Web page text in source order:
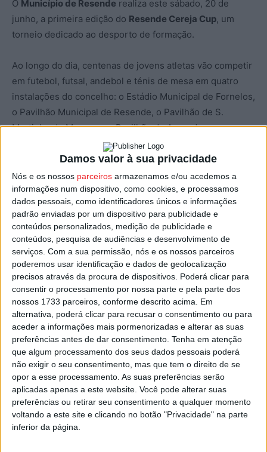
Damos valor à sua privacidade
Nós e os nossos parceiros armazenamos e/ou acedemos a
informações num dispositivo, como cookies, e processamos
dados pessoais, como identificadores únicos e informações
padrão enviadas por um dispositivo para publicidade e
conteúdos personalizados, medição de publicidade e
conteúdos, pesquisa de audiências e desenvolvimento de
serviços. Com a sua permissão, nós e os nossos parceiros
poderemos usar identificação e dados de geolocalização
precisos através da procura de dispositivos. Poderá clicar para
consentir o processamento por nossa parte e pela parte dos
nossos 1733 parceiros, conforme descrito acima. Em
alternativa, poderá clicar para recusar o consentimento ou para
aceder a informações mais pormenorizadas e alterar as suas
preferências antes de dar consentimento. Tenha em atenção
que algum processamento dos seus dados pessoais poderá
não exigir o seu consentimento, mas que tem o direito de se
opor a esse processamento. As suas preferências serão
aplicadas apenas a este website. Você pode alterar suas
preferências ou retirar seu consentimento a qualquer momento
voltando a este site e clicando no botão "Privacidade" na parte
inferior da página.
O Município de Resende realiza este sábado, 20 de
junho, a primeira edição do Resende Cereja Cup, um
torneio dedicado ao desporto de formação.
Ao longo do dia, centenas de jovens atletas vão competir
em futebol, futsal, andebol e ténis de mesa em quatro
instalações do concelho: o Estádio Municipal de Fornelos,
o Pavilhão Municipal de Resende, o Pavilhão de S.
Martinho de Mouros e o Pavilhão de Anreade.
A iniciativa conta com a parceria do Grupo Desportivo de
Resende, do CD Juventude de Anreade, dos Atitudes
Traquinas – Afonsinhos e dos Bombeiros Voluntários de
Resende.
Esta e outras notícias para ouvir na Estação Diária – 96.8
FM ou emwww.968.fm.
Pub
TAGS Resende Resende Ceraja Cup